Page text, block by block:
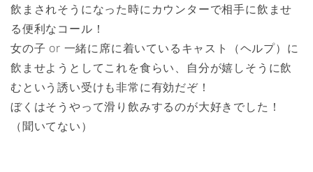
飲まされそうになった時にカウンターで相手に飲ませ
る便利なコール！
女の子 or 一緒に席に着いているキャスト（ヘルプ）に
飲ませようとしてこれを食らい、自分が嬉しそうに飲
むという誘い受けも非常に有効だぞ！
ぼくはそうやって滑り飲みするのが大好きでした！
（聞いてない）